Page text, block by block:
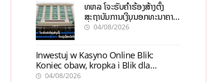
ທຫລ ໂຈະຮັບຄຳຮ້ອງສ້າງຕັ້ງ
ສະຖາບັນການເງິນນອກທະນາຄານ
ຊົ່ວຄາວ ປັບປຸງເງື່ອນໄຂໃໝ່
04/08/2026
Inwestuj w Kasyno Online Blik:
Koniec obaw, kropka i Blik dla
pewności
04/08/2026